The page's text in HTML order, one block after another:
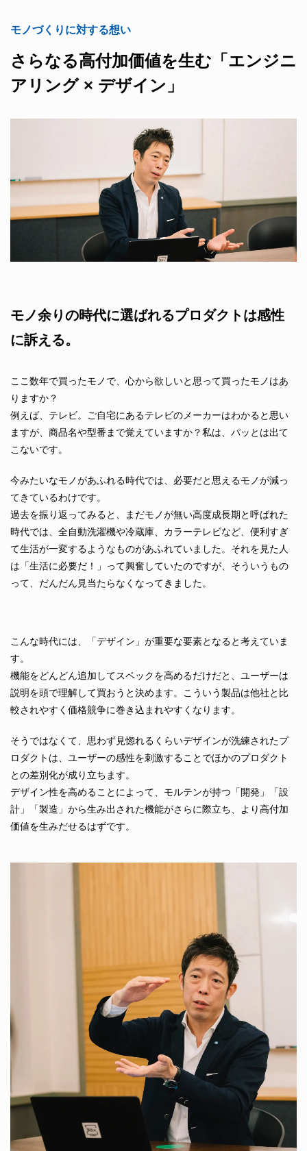
モノづくりに対する想い
さらなる高付加価値を生む「エンジニ
アリング × デザイン」
モノ余りの時代に選ばれるプロダクトは感性
に訴える。
ここ数年で買ったモノで、心から欲しいと思って買ったモノはあ
りますか？
例えば、テレビ。ご自宅にあるテレビのメーカーはわかると思い
ますが、商品名や型番まで覚えていますか？私は、パッとは出て
こないです。
今みたいなモノがあふれる時代では、必要だと思えるモノが減っ
てきているわけです。
過去を振り返ってみると、まだモノが無い高度成長期と呼ばれた
時代では、全自動洗濯機や冷蔵庫、カラーテレビなど、便利すぎ
て生活が一変するようなものがあふれていました。それを見た人
は「生活に必要だ！」って興奮していたのですが、そういうもの
って、だんだん見当たらなくなってきました。
こんな時代には、「デザイン」が重要な要素となると考えていま
す。
機能をどんどん追加してスペックを高めるだけだと、ユーザーは
説明を頭で理解して買おうと決めます。こういう製品は他社と比
較されやすく価格競争に巻き込まれやすくなります。
そうではなくて、思わず見惚れるくらいデザインが洗練されたプ
ロダクトは、ユーザーの感性を刺激することでほかのプロダクト
との差別化が成り立ちます。
デザイン性を高めることによって、モルテンが持つ「開発」「設
計」「製造」から生み出された機能がさらに際立ち、より高付加
価値を生みだせるはずです。